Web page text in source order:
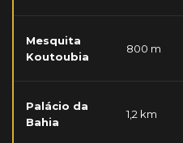
Mesquita
Koutoubia
800 m
Palácio da
Bahia
1,2 km